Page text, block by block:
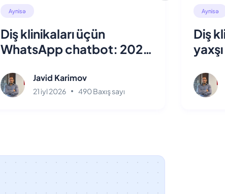
Aynisə
Diş klinikaları üçün
WhatsApp chatbot: 2026
Javid Karimov
21 iyl 2026 490 Baxış sayı
Aynisə
Diş